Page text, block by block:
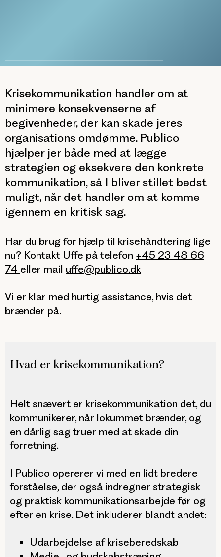
Krisekommunikation handler om at
minimere konsekvenserne af
begivenheder, der kan skade jeres
organisations omdømme. Publico
hjælper jer både med at lægge
strategien og eksekvere den konkrete
kommunikation, så I bliver stillet bedst
muligt, når det handler om at komme
igennem en kritisk sag.
Har du brug for hjælp til krisehåndtering lige
nu? Kontakt Uffe på telefon +45 23 48 66
74 eller mail uffe@publico.dk
Vi er klar med hurtig assistance, hvis det
brænder på.
Hvad er krisekommunikation?
Helt snævert er krisekommunikation det, du
kommunikerer, når lokummet brænder, og
en dårlig sag truer med at skade din
forretning.
I Publico opererer vi med en lidt bredere
forståelse, der også indregner strategisk
og praktisk kommunikationsarbejde før og
efter en krise. Det inkluderer blandt andet:
Udarbejdelse af kriseberedskab